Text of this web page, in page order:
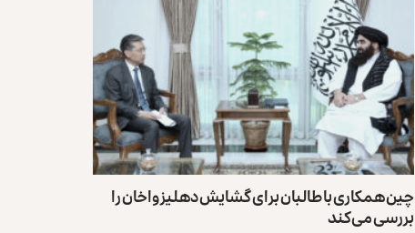
چین همکاری با طالبان برای گشایش دهلیز واخان را
بررسی می‌کند